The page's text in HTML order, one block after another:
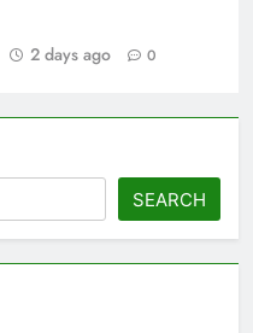
2 days ago 0
SEARCH